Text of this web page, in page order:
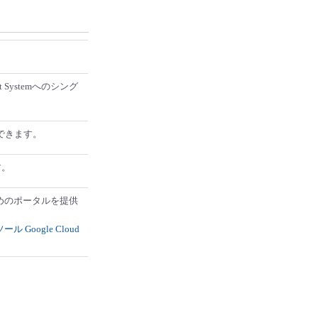
Systemへのシング
ます。
のポータルを提供
ール Google Cloud